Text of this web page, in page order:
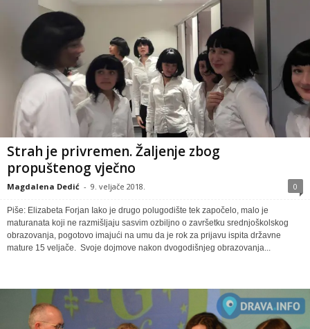
Strah je privremen. Žaljenje zbog
propuštenog vječno
Magdalena Dedić - 9. veljače 2018. 0
Piše: Elizabeta Forjan Iako je drugo polugodište tek započelo, malo je
maturanata koji ne razmišljaju sasvim ozbiljno o završetku srednjoškolskog
obrazovanja, pogotovo imajući na umu da je rok za prijavu ispita državne
mature 15 veljače. Svoje dojmove nakon dvogodišnjeg obrazovanja...